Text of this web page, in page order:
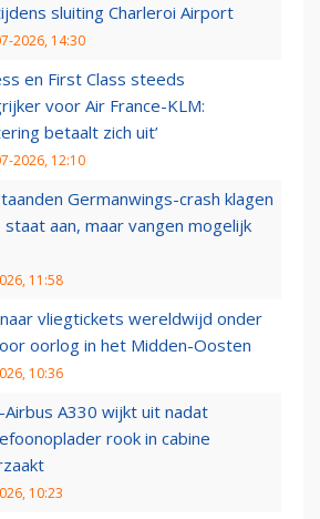
sluiting Charleroi Airport
2026, 14:30
en First Class steeds
voor Air France-KLM:
betaalt zich uit’
2026, 12:10
Germanwings-crash klagen
staat aan, maar vangen mogelijk
11:58
vliegtickets wereldwijd onder
oorlog in het Midden-Oosten
10:36
Airbus A330 wijkt uit nadat
rook in cabine
10:23